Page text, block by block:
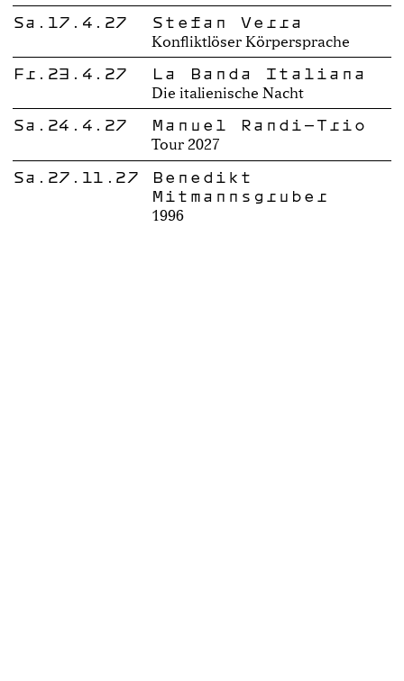
Sa.17.4.27 Stefan Verra
Konfliktlöser Körpersprache
Fr.23.4.27 La Banda Italiana
Die italienische Nacht
Sa.24.4.27 Manuel Randi-Trio
Tour 2027
Sa.27.11.27
Benedikt
Mitmannsgruber
1996